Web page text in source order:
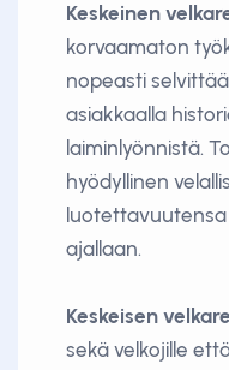
Keskeinen
korvaamaton
nopeasti
asiakkaalla
laiminlyönnistä.
hyödyllinen
ajallaan.
Keskeisen
sekä velkojille